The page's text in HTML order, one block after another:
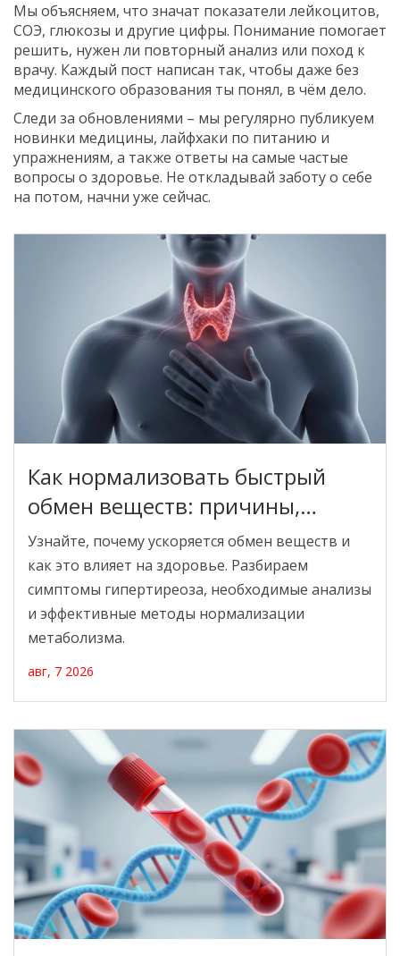
Мы объясняем, что значат показатели лейкоцитов,
СОЭ, глюкозы и другие цифры. Понимание помогает
решить, нужен ли повторный анализ или поход к
врачу. Каждый пост написан так, чтобы даже без
медицинского образования ты понял, в чём дело.
Следи за обновлениями – мы регулярно публикуем
новинки медицины, лайфхаки по питанию и
упражнениям, а также ответы на самые частые
вопросы о здоровье. Не откладывай заботу о себе
на потом, начни уже сейчас.
Как нормализовать быстрый
обмен веществ: причины,
диагностика и методы
коррекции
Узнайте, почему ускоряется обмен веществ и
как это влияет на здоровье. Разбираем
симптомы гипертиреоза, необходимые анализы
и эффективные методы нормализации
метаболизма.
авг, 7 2026